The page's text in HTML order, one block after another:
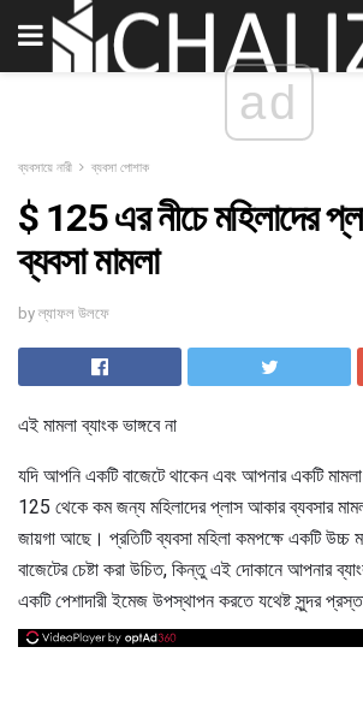
ad
ব্যবসায়ে নারী ব্যবসা পোশাক
$ 125 এর নীচে মহিলাদের
ব্যবসা মামলা
by ল্যাফল উলফে
এই মামলা ব্যাংক ভাঙ্গবে না
যদি আপনি একটি বাজেটে থাকেন এবং আপনার একটি
125 থেকে কম জন্য মহিলাদের প্লাস আকার ব্যবসার
জায়গা আছে। প্রতিটি ব্যবসা মহিলা কমপক্ষে একটি উচ্চ
বাজেটের চেষ্টা করা উচিত, কিন্তু এই দোকানে আপনার
একটি পেশাদারী ইমেজ উপস্থাপন করতে যথেষ্ট সুন্দর